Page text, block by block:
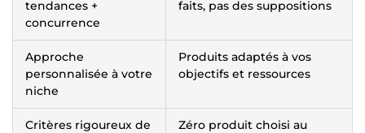
tendances +
concurrence
faits, pas des suppositions
Approche
personnalisée à votre
niche
Produits adaptés à vos
objectifs et ressources
Critères rigoureux de
Zéro produit choisi au